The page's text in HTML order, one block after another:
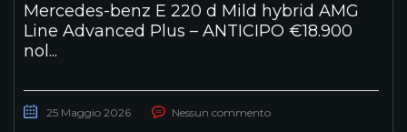
Mercedes-benz E 220 d Mild hybrid AMG
Line Advanced Plus – ANTICIPO €18.900
nol...
25 Maggio 2026 Nessun commento